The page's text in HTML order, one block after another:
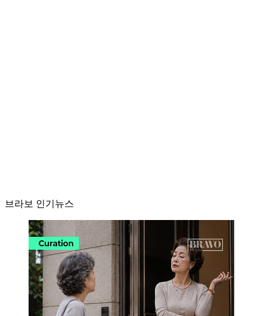
브라보 인기뉴스